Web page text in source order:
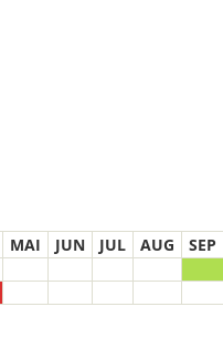
MAI JUN JUL AUG SEP